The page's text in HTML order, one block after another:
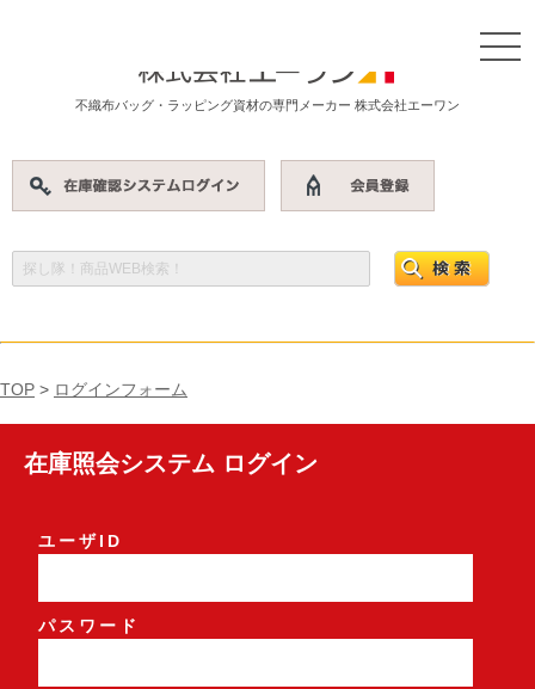
不織布バッグ・ラッピング資材の専門メーカー 株式会社エーワン
TOP > ログインフォーム
在庫照会システム ログイン
ユーザID
パスワード